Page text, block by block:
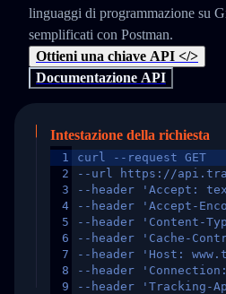
linguaggi di programmazione su
semplificati con Postman.
Ottieni una chiave API </>
Documentazione API
Intestazione della richiesta
1
2
3
4
5
6
7
8
9
curl --request GET
--url https://
--header 'Accept:
--header 'Accept-
--header 'Content-
--header 'Cache-
--header 'Host:
--header
--header 'Tracking-